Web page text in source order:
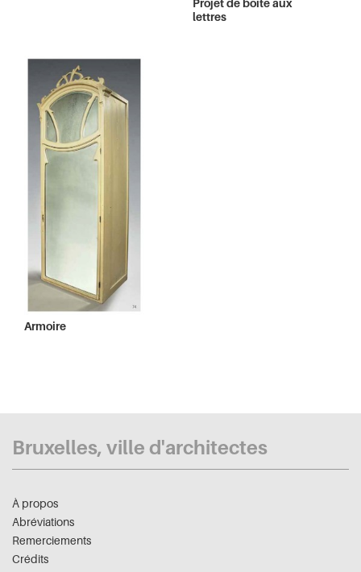
lettres
Armoire
Bruxelles, ville d'architectes
À propos
Abréviations
Remerciements
Crédits